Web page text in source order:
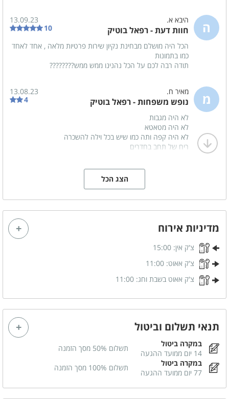
ה היבא א.
חוות דעת - רפאל בוטיק
13.09.23
10
הכל היה מושלם מבחינת נקיון שירות פרטיות מלאה , אחד לאחד
כמו בתמונות
תודה רבה לכם על הכל נהנינו ממש ממש????????
מ מאיר ח.
נופש משפחות - רפאל בוטיק
13.08.23
4
לא היה מגבות
לא היה מטאטא
לא היה קפה ותה כמו שיש בכל וילה להשכרה
ריח של תחב בחדרים
ויש כאלה שהיה להם רק 2 גליליםהצג הכל
מדיניות אירוח
צ'ק אין: 15:00
צ'ק אאוט: 11:00
צ'ק אאוט בשבת וחג: 11:00
תנאי תשלום וביטול
במקרה ביטול
14 יום ממועד ההגעה
תשלום 50% מסך הזמנה
במקרה ביטול
77 יום ממועד ההגעה
תשלום 100% מסך הזמנה